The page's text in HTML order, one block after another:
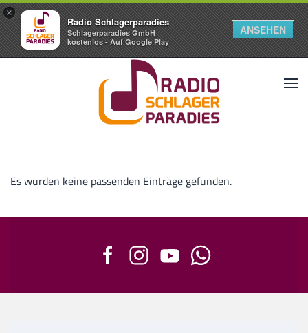
×
Radio Schlagerparadies
Schlagerparadies GmbH
kostenlos - Auf Google Play
ANSEHEN
Es wurden keine passenden Einträge gefunden.